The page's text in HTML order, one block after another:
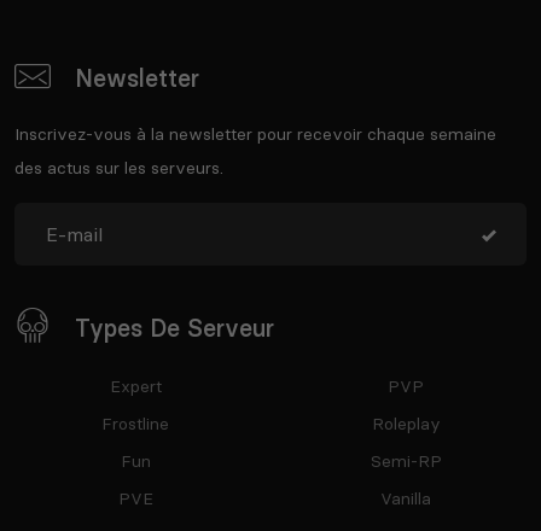
Newsletter
Inscrivez-vous à la newsletter pour recevoir chaque semaine
des actus sur les serveurs.
Types De Serveur
Expert
Frostline
Fun
PVE
PVP
Roleplay
Semi-RP
Vanilla